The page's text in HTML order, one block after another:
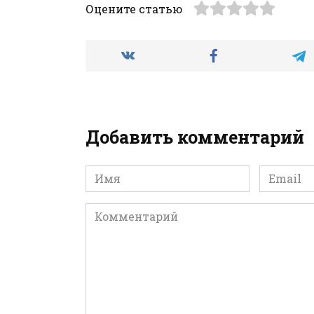
Оцените статью
Добавить комментарий
Имя
*
Email
*
Комментарий